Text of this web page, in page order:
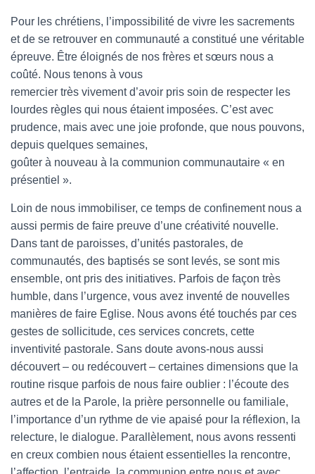
Pour les chrétiens, l’impossibilité de vivre les sacrements
et de se retrouver en communauté a constitué une véritable
épreuve. Être éloignés de nos frères et sœurs nous a
coûté. Nous tenons à vous
remercier très vivement d’avoir pris soin de respecter les
lourdes règles qui nous étaient imposées. C’est avec
prudence, mais avec une joie profonde, que nous pouvons,
depuis quelques semaines,
goûter à nouveau à la communion communautaire « en
présentiel ».
Loin de nous immobiliser, ce temps de confinement nous a
aussi permis de faire preuve d’une créativité nouvelle.
Dans tant de paroisses, d’unités pastorales, de
communautés, des baptisés se sont levés, se sont mis
ensemble, ont pris des initiatives. Parfois de façon très
humble, dans l’urgence, vous avez inventé de nouvelles
manières de faire Eglise. Nous avons été touchés par ces
gestes de sollicitude, ces services concrets, cette
inventivité pastorale. Sans doute avons-nous aussi
découvert – ou redécouvert – certaines dimensions que la
routine risque parfois de nous faire oublier : l’écoute des
autres et de la Parole, la prière personnelle ou familiale,
l’importance d’un rythme de vie apaisé pour la réflexion, la
relecture, le dialogue. Parallèlement, nous avons ressenti
en creux combien nous étaient essentielles la rencontre,